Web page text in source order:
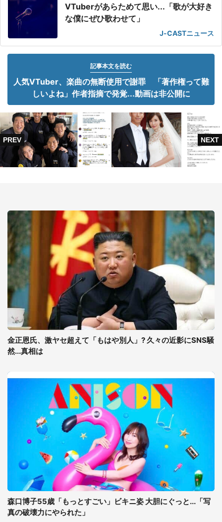
VTuberがあらためて思い...「歌が大好き
な僕にぜひ歌わせて」
J-CASTニュース
記事本文を読む
人気VTuber、楽曲の無断使用で謝罪 「著作権って難
しいよね」作者指摘で発覚...動画は非公開に
金正恩氏、激ヤセ超えて「もはや別人」? 久々の近影にSNS騒
然...真相は
森口博子55歳「もっとすごい」ビキニ姿 大胆にぐっと...「写
真の破壊力にやられた」